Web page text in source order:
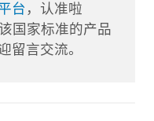
台 ，认准啦
国家标准的产品
留言交流。